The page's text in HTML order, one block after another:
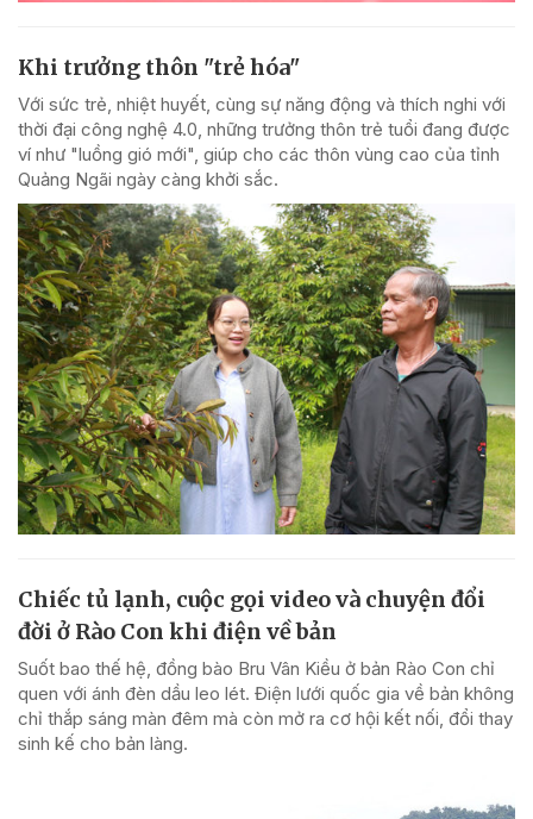
Khi trưởng thôn "trẻ hóa"
Với sức trẻ, nhiệt huyết, cùng sự năng động và thích nghi với
thời đại công nghệ 4.0, những trưởng thôn trẻ tuổi đang được
ví như "luồng gió mới", giúp cho các thôn vùng cao của tỉnh
Quảng Ngãi ngày càng khởi sắc.
Chiếc tủ lạnh, cuộc gọi video và chuyện đổi
đời ở Rào Con khi điện về bản
Suốt bao thế hệ, đồng bào Bru Vân Kiều ở bản Rào Con chỉ
quen với ánh đèn dầu leo lét. Điện lưới quốc gia về bản không
chỉ thắp sáng màn đêm mà còn mở ra cơ hội kết nối, đổi thay
sinh kế cho bản làng.